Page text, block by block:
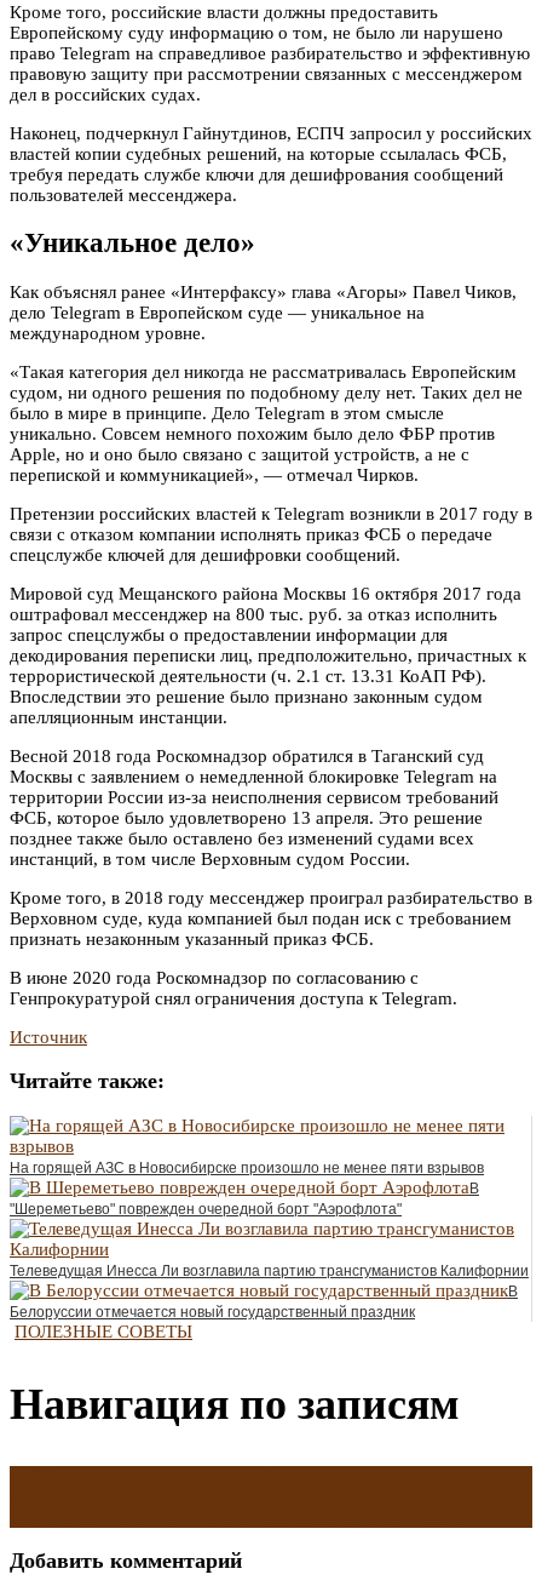
Кроме того, российские власти должны предоставить
Европейскому суду информацию о том, не было ли нарушено
право Telegram на справедливое разбирательство и эффективную
правовую защиту при рассмотрении связанных с мессенджером
дел в российских судах.
Наконец, подчеркнул Гайнутдинов, ЕСПЧ запросил у российских
властей копии судебных решений, на которые ссылалась ФСБ,
требуя передать службе ключи для дешифрования сообщений
пользователей мессенджера.
«Уникальное дело»
Как объяснял ранее «Интерфаксу» глава «Агоры» Павел Чиков,
дело Telegram в Европейском суде — уникальное на
международном уровне.
«Такая категория дел никогда не рассматривалась Европейским
судом, ни одного решения по подобному делу нет. Таких дел не
было в мире в принципе. Дело Telegram в этом смысле
уникально. Совсем немного похожим было дело ФБР против
Apple, но и оно было связано с защитой устройств, а не с
перепиской и коммуникацией», — отмечал Чирков.
Претензии российских властей к Telegram возникли в 2017 году в
связи с отказом компании исполнять приказ ФСБ о передаче
спецслужбе ключей для дешифровки сообщений.
Мировой суд Мещанского района Москвы 16 октября 2017 года
оштрафовал мессенджер на 800 тыс. руб. за отказ исполнить
запрос спецслужбы о предоставлении информации для
декодирования переписки лиц, предположительно, причастных к
террористической деятельности (ч. 2.1 ст. 13.31 КоАП РФ).
Впоследствии это решение было признано законным судом
апелляционным инстанции.
Весной 2018 года Роскомнадзор обратился в Таганский суд
Москвы с заявлением о немедленной блокировке Telegram на
территории России из-за неисполнения сервисом требований
ФСБ, которое было удовлетворено 13 апреля. Это решение
позднее также было оставлено без изменений судами всех
инстанций, в том числе Верховным судом России.
Кроме того, в 2018 году мессенджер проиграл разбирательство в
Верховном суде, куда компанией был подан иск с требованием
признать незаконным указанный приказ ФСБ.
В июне 2020 года Роскомнадзор по согласованию с
Генпрокуратурой снял ограничения доступа к Telegram.
Источник
Читайте также:
На горящей АЗС в Новосибирске произошло не менее пяти взрывов
В
"Шереметьево" поврежден очередной борт "Аэрофлота"
Телеведущая Инесса Ли возглавила партию трансгуманистов Калифорнии
В
Белоруссии отмечается новый государственный праздник
ПОЛЕЗНЫЕ СОВЕТЫ
Навигация по записям
Добавить комментарий